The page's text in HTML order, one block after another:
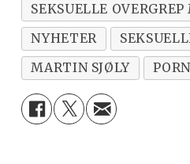
SEKSUELLE
NYHETER
MARTIN SJØLY